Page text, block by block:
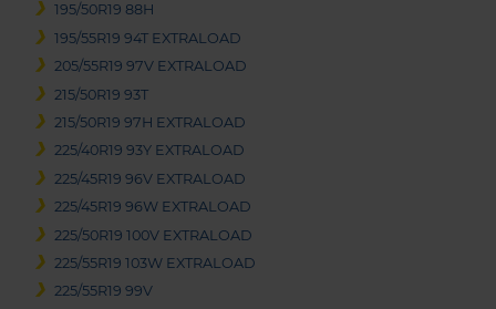
195/50R19 88H
195/55R19 94T EXTRALOAD
205/55R19 97V EXTRALOAD
215/50R19 93T
215/50R19 97H EXTRALOAD
225/40R19 93Y EXTRALOAD
225/45R19 96V EXTRALOAD
225/45R19 96W EXTRALOAD
225/50R19 100V EXTRALOAD
225/55R19 103W EXTRALOAD
225/55R19 99V